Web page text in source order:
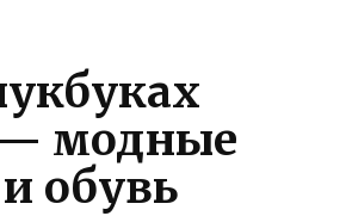
— модные
обувь